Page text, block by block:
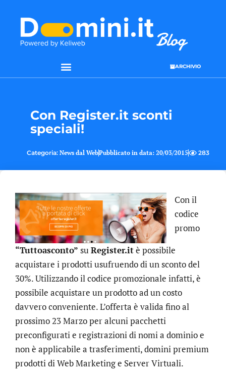
ARCHIVIO
Con Register.it sconti
speciali!
Categoria: News dal WebPubblicato in data: 20/03/2015 283
Con il
codice
promo
“Tuttoasconto” suRegister.itè possibile
acquistare i prodotti usufruendo di un sconto del
30%. Utilizzando il codice promozionale infatti, è
possibile acquistare un prodotto ad un costo
davvero conveniente. L’offerta è valida fino al
prossimo 23 Marzo per alcuni pacchetti
preconfigurati e registrazioni di nomi a dominio e
non è applicabile a trasferimenti, domini premium
prodotti di Web Marketing e Server Virtuali.